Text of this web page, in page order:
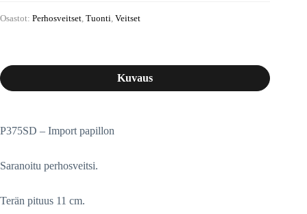
Osastot: Perhosveitset Tuonti Veitset
Kuvaus
P375SD – Import papillon
Saranoitu perhosveitsi.
Terän pituus 11 cm.